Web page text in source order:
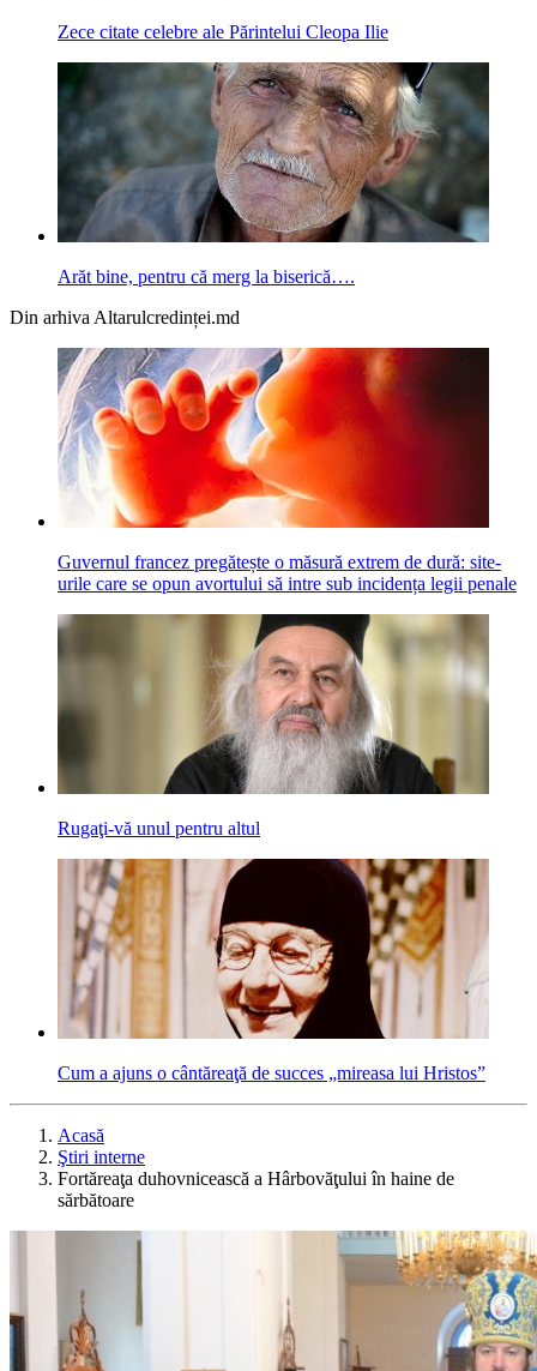
Zece citate celebre ale Părintelui Cleopa Ilie
Arăt bine, pentru că merg la biserică….
Din arhiva Altarulcredinței.md
Guvernul francez pregătește o măsură extrem de dură: site-
urile care se opun avortului să intre sub incidența legii penale
Rugaţi-vă unul pentru altul
Cum a ajuns o cântăreaţă de succes „mireasa lui Hristos”
Acasă
Ştiri interne
Fortăreaţa duhovnicească a Hârbovăţului în haine de
sărbătoare